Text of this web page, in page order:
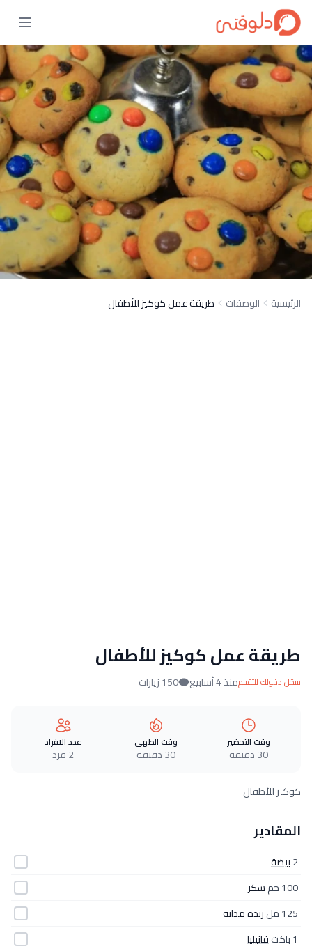
الرئيسية الوصفات طريقة عمل كوكيز للأطفال
طريقة عمل كوكيز للأطفال
سجّل دخولك للتقييممنذ 4 أسابيع 150 زيارات
وقت التحضير
30 دقيقة
وقت الطهي
30 دقيقة
عدد الافراد
2 فرد
كوكيز للأطفال
المقادير
2بيضة
100 جم
سكر
125 مل
زبدة مذابة
1 باكت
فانيليا